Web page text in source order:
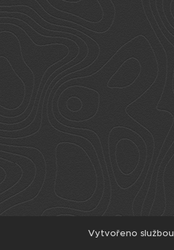
Vytvořeno službou